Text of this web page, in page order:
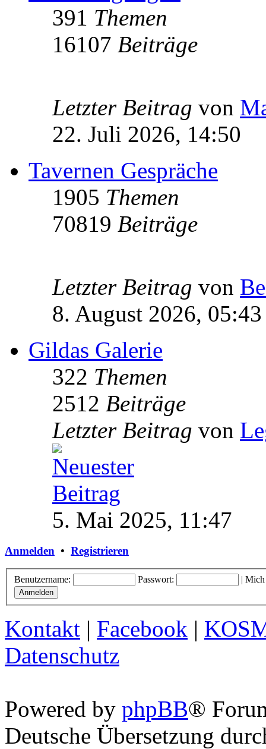
391 Themen
16107 Beiträge
Letzter Beitrag von
22. Juli 2026, 14:50
Tavernen Gespräche
1905 Themen
70819 Beiträge
Letzter Beitrag von
8. August 2026, 05:43
Gildas Galerie
322 Themen
2512 Beiträge
Letzter Beitrag von
5. Mai 2025, 11:47
Anmelden • Registrieren
Benutzername: Passwort: | Mich
Kontakt | Facebook |
Datenschutz
Powered by phpBB®
Deutsche Übersetzung